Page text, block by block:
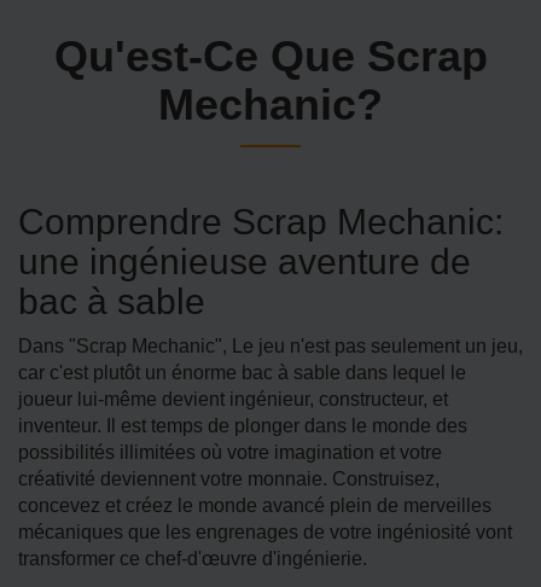
Qu'est-Ce Que Scrap
Mechanic?
Comprendre Scrap Mechanic:
une ingénieuse aventure de
bac à sable
Dans "Scrap Mechanic", Le jeu n'est pas seulement un jeu,
car c'est plutôt un énorme bac à sable dans lequel le
joueur lui-même devient ingénieur, constructeur, et
inventeur. Il est temps de plonger dans le monde des
possibilités illimitées où votre imagination et votre
créativité deviennent votre monnaie. Construisez,
concevez et créez le monde avancé plein de merveilles
mécaniques que les engrenages de votre ingéniosité vont
transformer ce chef-d'œuvre d'ingénierie.